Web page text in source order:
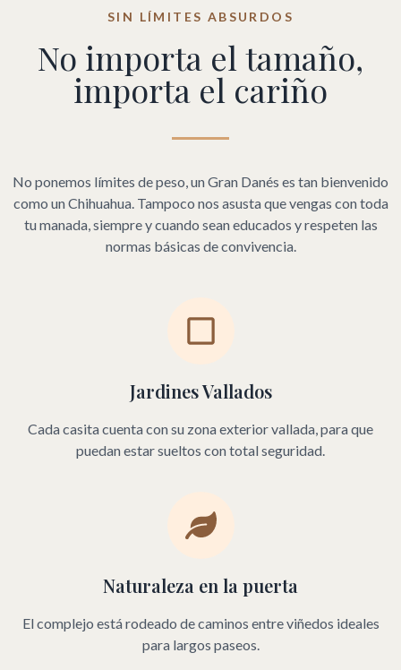
SIN LÍMITES ABSURDOS
No importa el tamaño,
importa el cariño
No ponemos límites de peso, un Gran Danés es tan bienvenido
como un Chihuahua. Tampoco nos asusta que vengas con toda
tu manada, siempre y cuando sean educados y respeten las
normas básicas de convivencia.
Jardines Vallados
Cada casita cuenta con su zona exterior vallada, para que
puedan estar sueltos con total seguridad.
Naturaleza en la puerta
El complejo está rodeado de caminos entre viñedos ideales
para largos paseos.